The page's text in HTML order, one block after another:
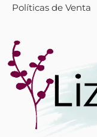
Políticas de Venta